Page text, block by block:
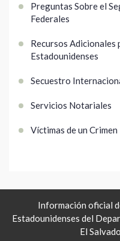
Preguntas Sobre el
Federales
Recursos Adicionales
Estadounidenses
Secuestro
Servicios Notariales
Víctimas de un Crimen
Información oficial
Estadounidenses del
El